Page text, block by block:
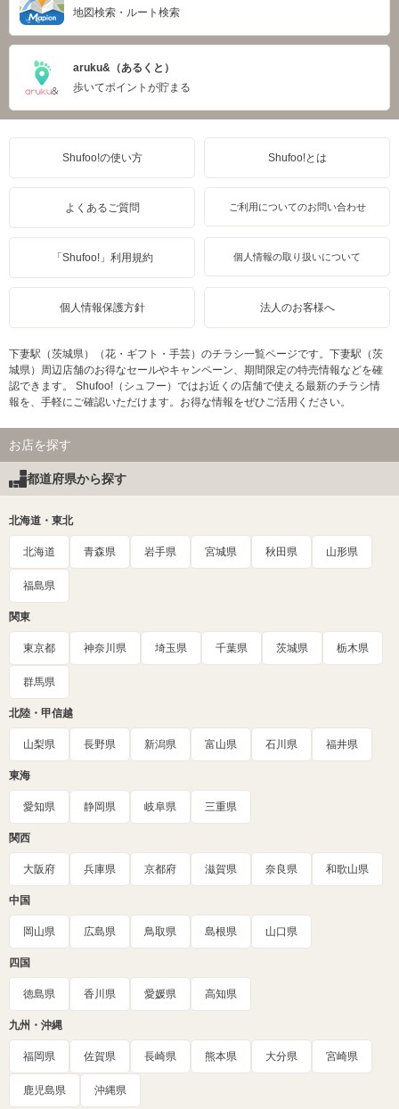
地図検索・ルート検索
aruku&（あるくと）
歩いてポイントが貯まる
Shufoo!の使い方 Shufoo!とは
よくあるご質問 ご利用についてのお問い合わせ
「Shufoo!」利用規約 個人情報の取り扱いについて
個人情報保護方針 法人のお客様へ
下妻駅（茨城県）（花・ギフト・手芸）のチラシ一覧ページです。下妻駅（茨
城県）周辺店舗のお得なセールやキャンペーン、期間限定の特売情報などを確
認できます。 Shufoo!（シュフー）ではお近くの店舗で使える最新のチラシ情
報を、手軽にご確認いただけます。お得な情報をぜひご活用ください。
お店を探す
都道府県から探す
北海道・東北
北海道 青森県 岩手県 宮城県 秋田県 山形県
福島県
関東
東京都 神奈川県 埼玉県 千葉県 茨城県 栃木県
群馬県
北陸・甲信越
山梨県 長野県 新潟県 富山県 石川県 福井県
東海
愛知県 静岡県 岐阜県 三重県
関西
大阪府 兵庫県 京都府 滋賀県 奈良県 和歌山県
中国
岡山県 広島県 鳥取県 島根県 山口県
四国
徳島県 香川県 愛媛県 高知県
九州・沖縄
福岡県 佐賀県 長崎県 熊本県 大分県 宮崎県
鹿児島県 沖縄県